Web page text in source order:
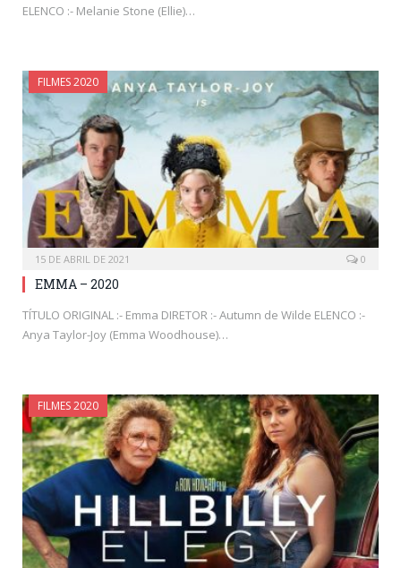
ELENCO :- Melanie Stone (Ellie)…
FILMES 2020
15 DE ABRIL DE 2021 0
EMMA – 2020
TÍTULO ORIGINAL :- Emma DIRETOR :- Autumn de Wilde ELENCO :-
Anya Taylor-Joy (Emma Woodhouse)…
FILMES 2020